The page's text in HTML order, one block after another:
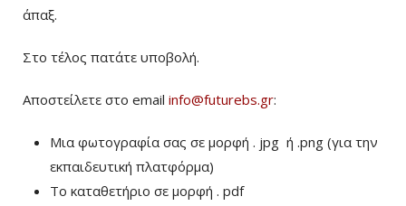
άπαξ.
Στο τέλος πατάτε υποβολή.
Αποστείλετε στο email info@futurebs.gr:
Μια φωτογραφία σας σε μορφή . jpg ή .png (για την
εκπαιδευτική πλατφόρμα)
To καταθετήριο σε μορφή . pdf